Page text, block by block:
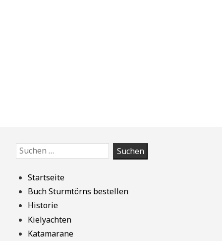
Zum
Footer
springen
Suchen
nach:
Startseite
Buch Sturmtörns bestellen
Historie
Kielyachten
Katamarane